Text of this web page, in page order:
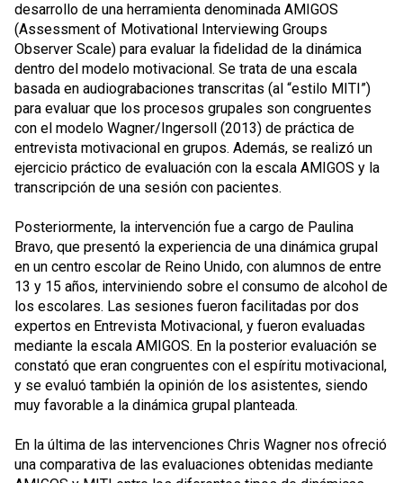
desarrollo de una herramienta denominada AMIGOS
(Assessment of Motivational Interviewing Groups
Observer Scale) para evaluar la fidelidad de la dinámica
dentro del modelo motivacional. Se trata de una escala
basada en audiograbaciones transcritas (al “estilo MITI”)
para evaluar que los procesos grupales son congruentes
con el modelo Wagner/Ingersoll (2013) de práctica de
entrevista motivacional en grupos. Además, se realizó un
ejercicio práctico de evaluación con la escala AMIGOS y la
transcripción de una sesión con pacientes.
Posteriormente, la intervención fue a cargo de Paulina
Bravo, que presentó la experiencia de una dinámica grupal
en un centro escolar de Reino Unido, con alumnos de entre
13 y 15 años, interviniendo sobre el consumo de alcohol de
los escolares. Las sesiones fueron facilitadas por dos
expertos en Entrevista Motivacional, y fueron evaluadas
mediante la escala AMIGOS. En la posterior evaluación se
constató que eran congruentes con el espíritu motivacional,
y se evaluó también la opinión de los asistentes, siendo
muy favorable a la dinámica grupal planteada.
En la última de las intervenciones Chris Wagner nos ofreció
una comparativa de las evaluaciones obtenidas mediante